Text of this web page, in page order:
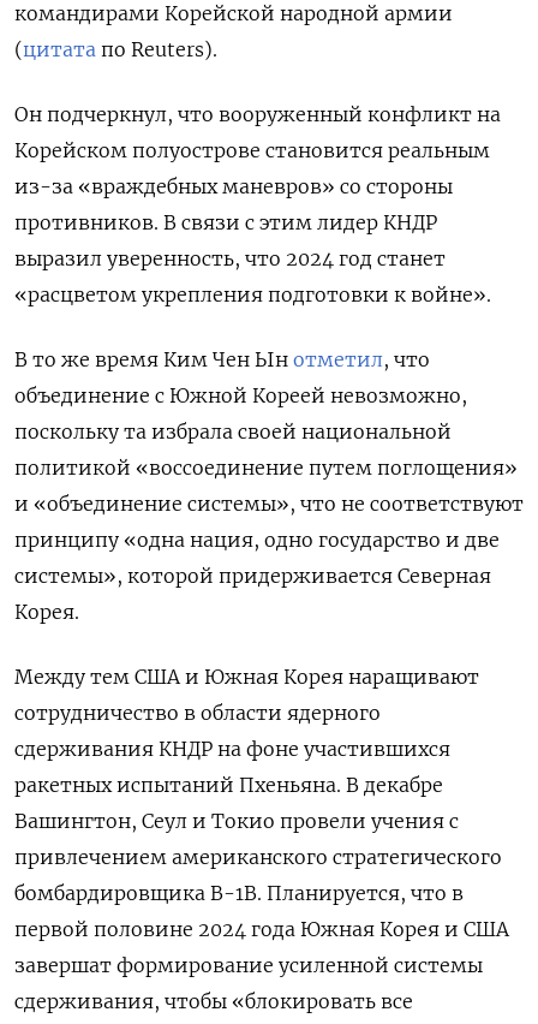
командирами Корейской народной армии
(цитата по Reuters).
Он подчеркнул, что вооруженный конфликт на
Корейском полуострове становится реальным
из-за «враждебных маневров» со стороны
противников. В связи с этим лидер КНДР
выразил уверенность, что 2024 год станет
«расцветом укрепления подготовки к войне».
В то же время Ким Чен Ын отметил, что
объединение с Южной Кореей невозможно,
поскольку та избрала своей национальной
политикой «воссоединение путем поглощения»
и «объединение системы», что не соответствуют
принципу «одна нация, одно государство и две
системы», которой придерживается Северная
Корея.
Между тем США и Южная Корея наращивают
сотрудничество в области ядерного
сдерживания КНДР на фоне участившихся
ракетных испытаний Пхеньяна. В декабре
Вашингтон, Сеул и Токио провели учения с
привлечением американского стратегического
бомбардировщика В-1В. Планируется, что в
первой половине 2024 года Южная Корея и США
завершат формирование усиленной системы
сдерживания, чтобы «блокировать все